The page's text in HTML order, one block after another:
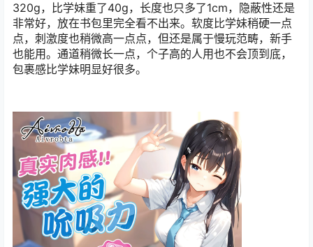
320g，比学妹重了40g，长度也只多了1cm，隐蔽性还是
非常好，放在书包里完全看不出来。软度比学妹稍硬一点
点，刺激度也稍微高一点点，但还是属于慢玩范畴，新手
也能用。通道稍微长一点，个子高的人用也不会顶到底，
包裹感比学妹明显好很多。